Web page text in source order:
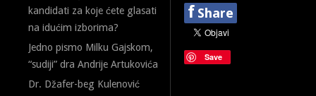
kandidati za koje ćete glasati
na idućim izborima?
Jedno pismo Milku Gajskom,
“sudiji” dra Andrije Artukovića
Dr. Džafer-beg Kulenović
f Share
Save